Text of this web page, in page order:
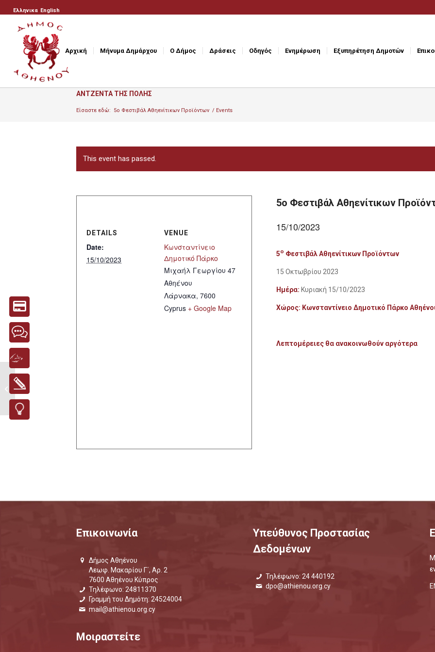
Ελληνικα English
Αρχική Μήνυμα Δημάρχου Ο Δήμος Δράσεις Οδηγός Ενημέρωση Εξυπηρέτηση Δημοτών
ΑΝΤΖΕΝΤΑ ΤΗΣ ΠΟΛΗΣ
Είσαστε εδώ: 5ο Φεστιβάλ Αθηενίτικων Προϊόντων / Events
This event has passed.
5ο Φεστιβάλ Αθηενίτικων
15/10/2023
5ο Φεστιβάλ Αθηενίτικων Προϊόντων
15 Οκτωβρίου 2023
Ημέρα: Κυριακή 15/10/2023
Χώρος: Κωνσταντίνειο Δημοτικό Πάρκο
Λεπτομέρειες θα ανακοινωθούν αργότερα
DETAILS
Date:
15/10/2023
VENUE
Κωνσταντίνειο
Δημοτικό Πάρκο
Μιχαήλ Γεωργίου 47
Αθηένου
Λάρνακα, 7600
Cyprus + Google Map
Επικοινωνία
Δήμος Αθηένου
Λεωφ. Μακαρίου Γ΄, Αρ. 2
7600 Αθηένου Κύπρος
Τηλέφωνο: 24811370
Γραμμή του Δημότη: 24524004
mail@athienou.org.cy
Μοιραστείτε
Υπεύθυνος Προστασίας
Δεδομένων
Τηλέφωνο: 24 440192
dpo@athienou.org.cy
Τιμητική εκδήλωση για τους
αρτοποιούς